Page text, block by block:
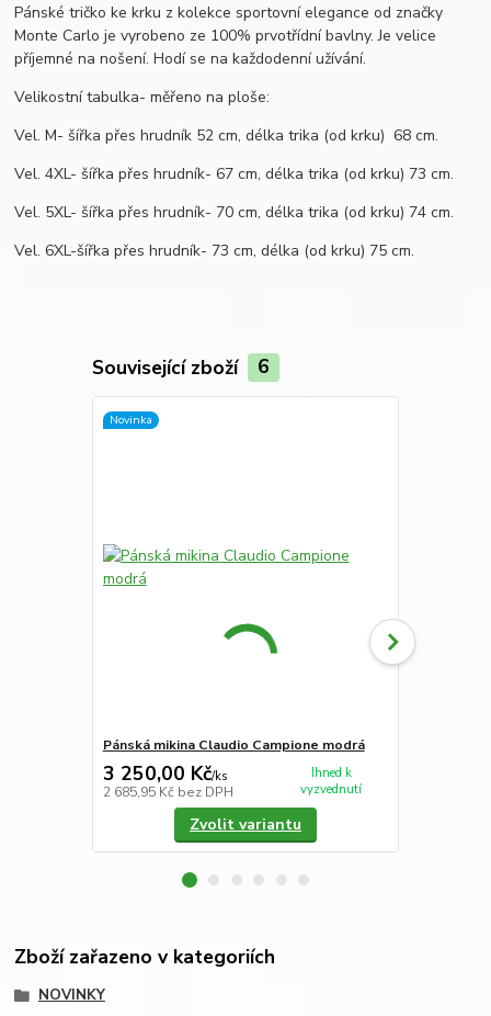
Pánské tričko ke krku z kolekce sportovní elegance od značky
Monte Carlo je vyrobeno ze 100% prvotřídní bavlny. Je velice
příjemné na nošení. Hodí se na každodenní užívání.
Velikostní tabulka- měřeno na ploše:
Vel. M- šířka přes hrudník 52 cm, délka trika (od krku) 68 cm.
Vel. 4XL- šířka přes hrudník- 67 cm, délka trika (od krku) 73 cm.
Vel. 5XL- šířka přes hrudník- 70 cm, délka trika (od krku) 74 cm.
Vel. 6XL-šířka přes hrudník- 73 cm, délka (od krku) 75 cm.
Související zboží 6
Novinka
Pánská mikina Claudio Campione modrá
3 250,00 Kč/ks
2 685,95 Kč bez DPH
Ihned k
vyzvednutí
Zvolit variantu
Zboží zařazeno v kategoriích
NOVINKY